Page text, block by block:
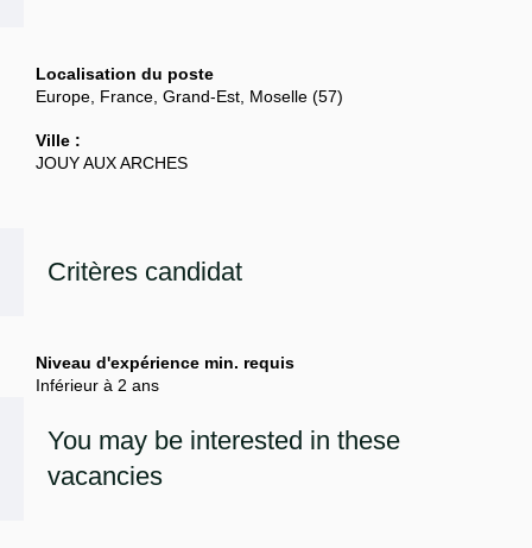
Localisation du poste
Europe, France, Grand-Est, Moselle (57)
Ville :
JOUY AUX ARCHES
Critères candidat
Niveau d'expérience min. requis
Inférieur à 2 ans
You may be interested in these
vacancies